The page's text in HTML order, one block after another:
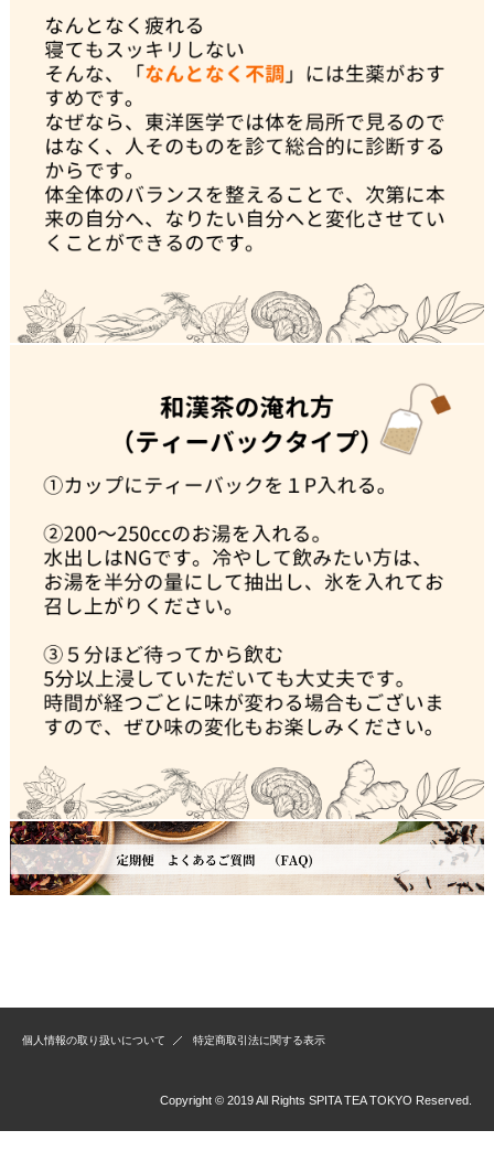
個人情報の取り扱いについて 特定商取引法に関する表示
Copyright © 2019 All Rights SPITA TEA TOKYO Reserved.